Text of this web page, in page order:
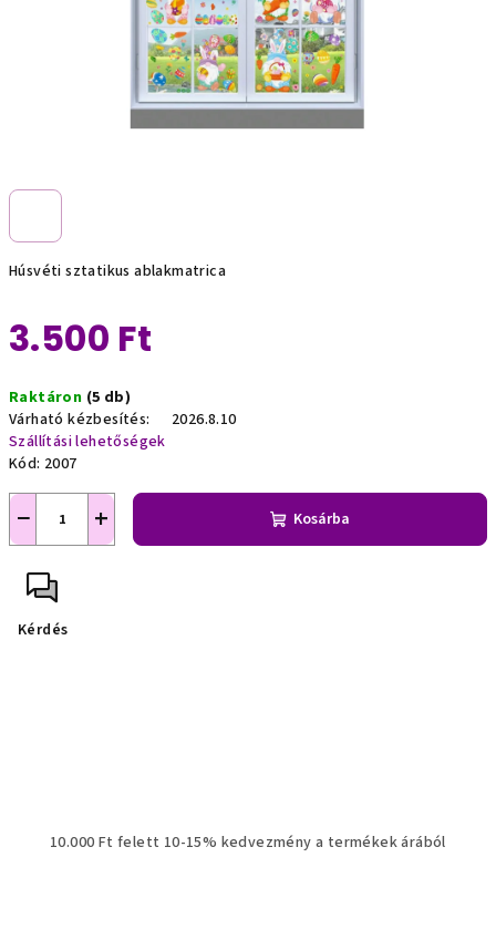
Húsvéti sztatikus ablakmatrica
3.500 Ft
Raktáron (5 db)
Várható kézbesítés:
2026.8.10
Szállítási lehetőségek
Kód: 2007
+
− Kosárba
Kérdés
10.000 Ft felett 10-15% kedvezmény a termékek árából